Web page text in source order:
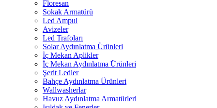
Floresan
Sokak Armatürü
Led Ampul
Avizeler
Led Trafoları
Solar Aydınlatma Ürünleri
İç Mekan Aplikler
İç Mekan Aydınlatma Ürünleri
Şerit Ledler
Bahçe Aydınlatma Ürünleri
Wallwasherlar
Havuz Aydınlatma Armatürleri